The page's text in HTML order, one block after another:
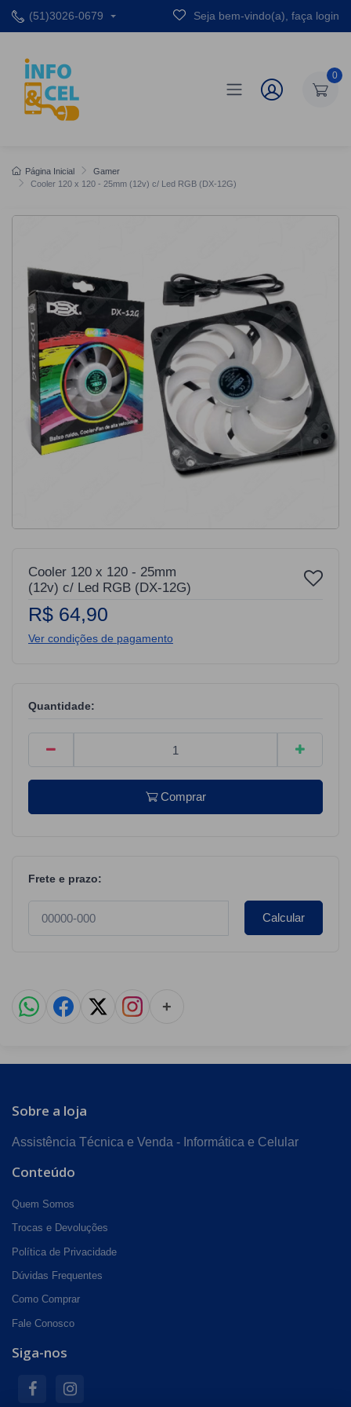
(51)3026-0679 Seja bem-vindo(a), faça login
0
Página Inicial
Gamer
Cooler 120 x 120 - 25mm (12v) c/ Led RGB (DX-12G)
Cooler 120 x 120 - 25mm
(12v) c/ Led RGB (DX-12G)
R$ 64,90
Ver condições de pagamento
Quantidade:
Comprar
Frete e prazo:
Calcular
+
Sobre a loja
Assistência Técnica e Venda - Informática e Celular
Conteúdo
Quem Somos
Trocas e Devoluções
Política de Privacidade
Dúvidas Frequentes
Como Comprar
Fale Conosco
Siga-nos